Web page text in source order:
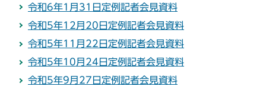
令和6年1月31日定例記者会見資料
令和5年12月20日定例記者会見資料
令和5年11月22日定例記者会見資料
令和5年10月24日定例記者会見資料
令和5年9月27日定例記者会見資料